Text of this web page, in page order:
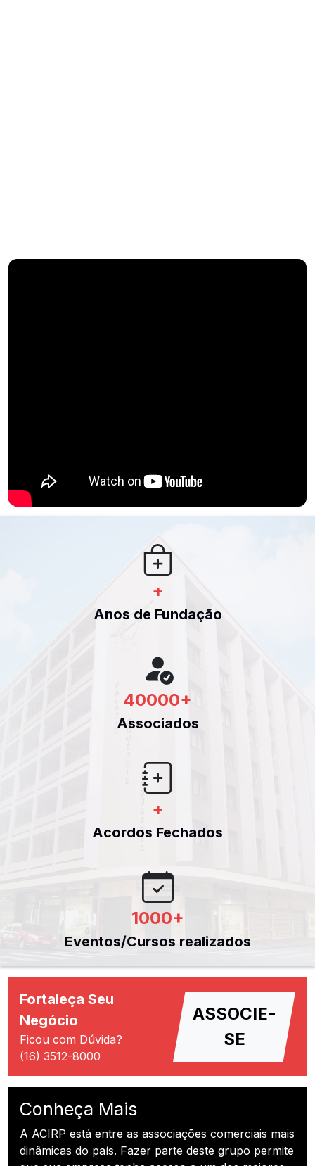
+
Anos de Fundação
40000+
Associados
+
Acordos Fechados
1000+
Eventos/Cursos realizados
Fortaleça Seu
Negócio
Ficou com Dúvida?
(16) 3512-8000
ASSOCIE-
SE
Conheça Mais
A ACIRP está entre as associações comerciais mais
dinâmicas do país. Fazer parte deste grupo permite